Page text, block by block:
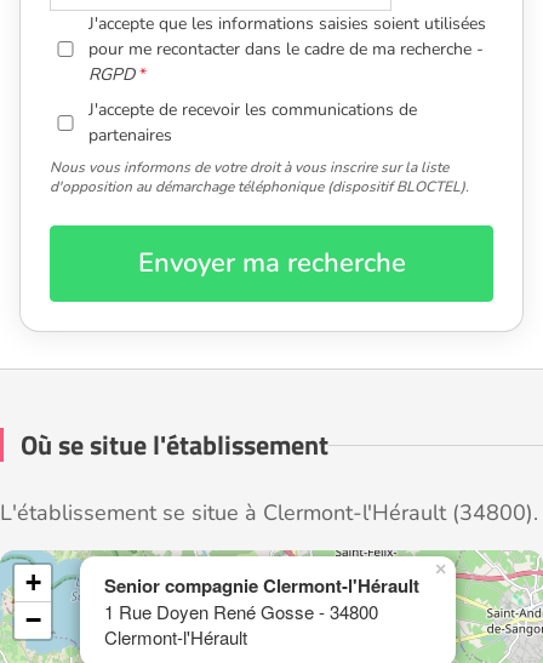
J'accepte que les informations saisies soient utilisées
pour me recontacter dans le cadre de ma recherche -
RGPD
J'accepte de recevoir les communications de
partenaires
Nous vous informons de votre droit à vous inscrire sur la liste
d'opposition au démarchage téléphonique (dispositif BLOCTEL).
Envoyer ma recherche
Où se situe l'établissement
L'établissement se situe à Clermont-l'Hérault (34800).
Senior compagnie Clermont-l'Hérault
1 Rue Doyen René Gosse - 34800
Clermont-l'Hérault
×
+
−